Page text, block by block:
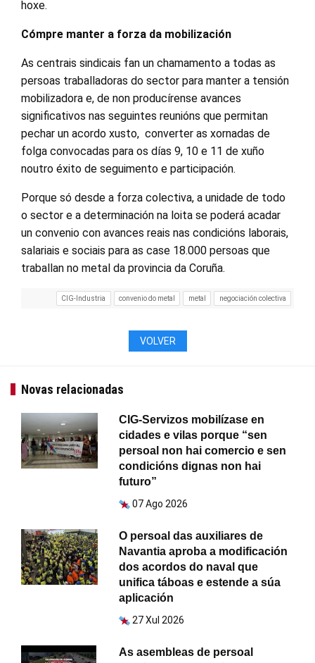
hoxe.
Cómpre manter a forza da mobilización
As centrais sindicais fan un chamamento a todas as
persoas traballadoras do sector para manter a tensión
mobilizadora e, de non producírense avances
significativos nas seguintes reunións que permitan
pechar un acordo xusto, converter as xornadas de
folga convocadas para os días 9, 10 e 11 de xuño
noutro éxito de seguimento e participación.
Porque só desde a forza colectiva, a unidade de todo
o sector e a determinación na loita se poderá acadar
un convenio con avances reais nas condicións laborais,
salariais e sociais para as case 18.000 persoas que
traballan no metal da provincia da Coruña.
CIG-Industria convenio do metal metal negociación colectiva
VOLVER
Novas relacionadas
CIG-Servizos mobilízase en
cidades e vilas porque “sen
persoal non hai comercio e sen
condicións dignas non hai
futuro”
07 Ago 2026
O persoal das auxiliares de
Navantia aproba a modificación
dos acordos do naval que
unifica táboas e estende a súa
aplicación
27 Xul 2026
As asembleas de persoal